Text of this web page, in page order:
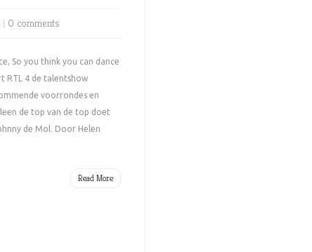
| 0 comments
So you think you can dance
RTL 4 de talentshow
voorrondes en
de top van de top doet
de Mol. Door Helen
Read More